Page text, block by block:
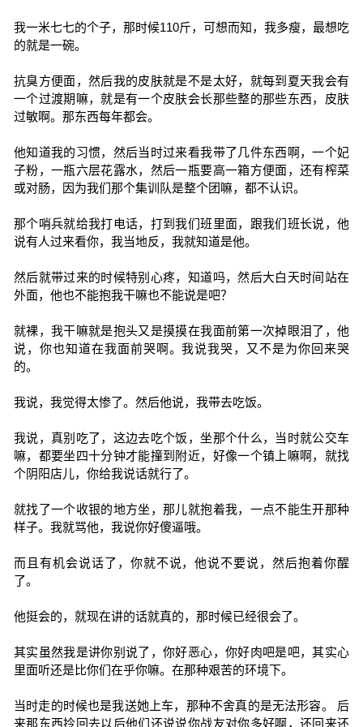
我一米七七的个子，那时候110斤，可想而知，我多瘦，最想吃
的就是一碗。
抗臭方便面，然后我的皮肤就是不是太好，就每到夏天我会有
一个过渡期嘛，就是有一个皮肤会长那些整的那些东西，皮肤
过敏啊。那东西每年都会。
他知道我的习惯，然后当时过来看我带了几件东西啊，一个妃
子粉，一瓶六层花露水，然后一瓶要高一箱方便面，还有榨菜
或对肠，因为我们那个集训队是整个团嘛，都不认识。
那个哨兵就给我打电话，打到我们班里面，跟我们班长说，他
说有人过来看你，我当地反，我就知道是他。
然后就带过来的时候特别心疼，知道吗，然后大白天时间站在
外面，他也不能抱我干嘛也不能说是吧？
就裸，我干嘛就是抱头又是摸摸在我面前第一次掉眼泪了，他
说，你也知道在我面前哭啊。我说我哭，又不是为你回来哭
的。
我说，我觉得太惨了。然后他说，我带去吃饭。
我说，真别吃了，这边去吃个饭，坐那个什么，当时就公交车
嘛，都要坐四十分钟才能撞到附近，好像一个镇上嘛啊，就找
个阴阳店儿，你给我说话就行了。
就找了一个收银的地方坐，那儿就抱着我，一点不能生开那种
样子。我就骂他，我说你好傻逼哦。
而且有机会说话了，你就不说，他说不要说，然后抱着你醒
了。
他挺会的，就现在讲的话就真的，那时候已经很会了。
其实虽然我是讲你别说了，你好恶心，你好肉吧是吧，其实心
里面听还是比你们在乎你嘛。在那种艰苦的环境下。
当时走的时候也是我送她上车，那种不舍真的是无法形容。 后
来那东西拎回去以后他们还说说你战友对你多好啊，还回来还